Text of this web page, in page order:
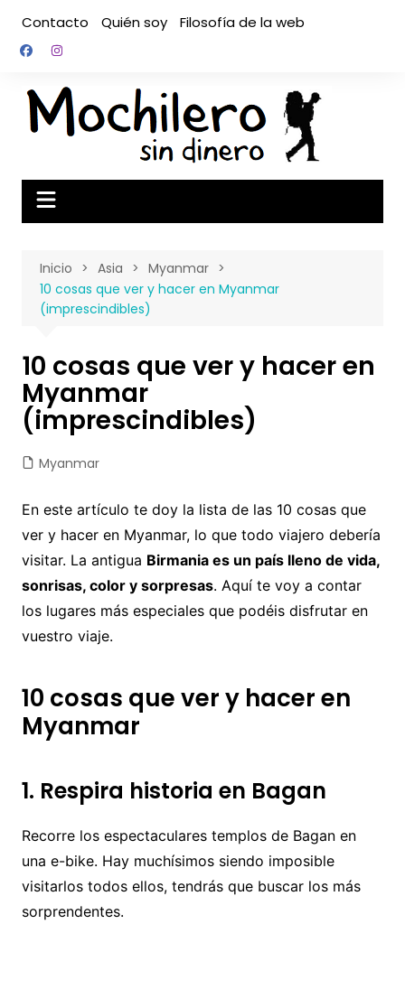
contenido
Contacto Quién soy Filosofía de la web
Inicio Asia
Myanmar
10 cosas que ver y hacer en Myanmar
(imprescindibles)
10 cosas que ver y hacer en
Myanmar
(imprescindibles)
Myanmar
En este artículo te doy la lista de las 10 cosas que
ver y hacer en Myanmar, lo que todo viajero debería
visitar. La antigua Birmania es un país lleno de vida,
sonrisas, color y sorpresas. Aquí te voy a contar
los lugares más especiales que podéis disfrutar en
vuestro viaje.
10 cosas que ver y hacer en
Myanmar
1. Respira historia en Bagan
Recorre los espectaculares templos de Bagan en
una e-bike. Hay muchísimos siendo imposible
visitarlos todos ellos, tendrás que buscar los más
sorprendentes.